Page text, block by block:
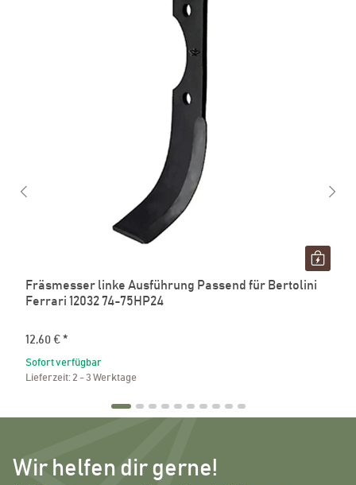
Fräsmesser linke Ausführung Passend für Bertolini
Ferrari 12032 74-75HP24
12,60 € *
Sofort verfügbar
Lieferzeit: 2 - 3 Werktage
Wir helfen dir gerne!